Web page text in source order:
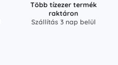
Több tízezer termék
raktáron
Szállítás 3 nap belül